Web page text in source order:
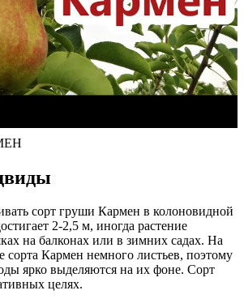
сорт груши Кармен в колоновидной
2-2,5 м, иногда растение
на балконах или в зимних садах. На
сорта Кармен немного листьев, поэтому
ярко выделяются на их фоне. Сорт
целях.